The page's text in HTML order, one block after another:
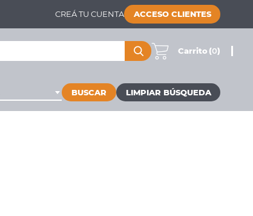
CREÁ TU CUENTA ACCESO CLIENTES
Carrito (0)
BUSCAR